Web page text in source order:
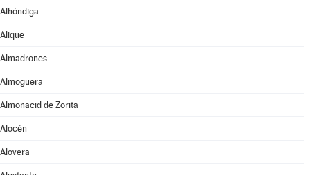
Alhóndiga
Alique
Almadrones
Almoguera
Almonacid de Zorita
Alocén
Alovera